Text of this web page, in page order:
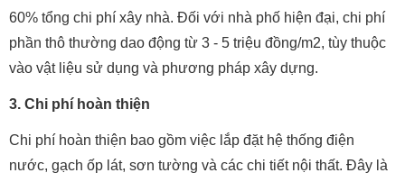
60% tổng chi phí xây nhà. Đối với nhà phố hiện đại, chi phí
phần thô thường dao động từ 3 - 5 triệu đồng/m2, tùy thuộc
vào vật liệu sử dụng và phương pháp xây dựng.
3. Chi phí hoàn thiện
Chi phí hoàn thiện bao gồm việc lắp đặt hệ thống điện
nước, gạch ốp lát, sơn tường và các chi tiết nội thất. Đây là